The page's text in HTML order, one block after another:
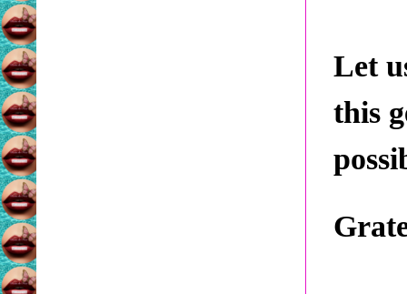
Let
this